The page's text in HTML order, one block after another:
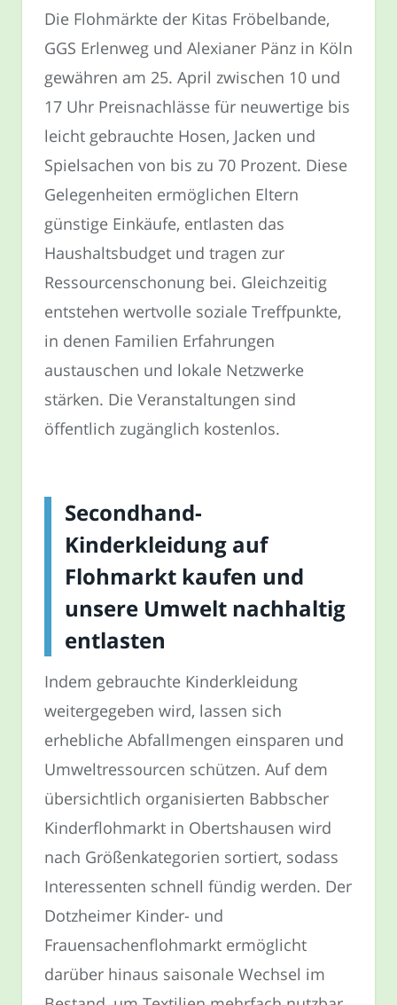
Die Flohmärkte der Kitas Fröbelbande,
GGS Erlenweg und Alexianer Pänz in Köln
gewähren am 25. April zwischen 10 und
17 Uhr Preisnachlässe für neuwertige bis
leicht gebrauchte Hosen, Jacken und
Spielsachen von bis zu 70 Prozent. Diese
Gelegenheiten ermöglichen Eltern
günstige Einkäufe, entlasten das
Haushaltsbudget und tragen zur
Ressourcenschonung bei. Gleichzeitig
entstehen wertvolle soziale Treffpunkte,
in denen Familien Erfahrungen
austauschen und lokale Netzwerke
stärken. Die Veranstaltungen sind
öffentlich zugänglich kostenlos.
Secondhand-
Kinderkleidung auf
Flohmarkt kaufen und
unsere Umwelt nachhaltig
entlasten
Indem gebrauchte Kinderkleidung
weitergegeben wird, lassen sich
erhebliche Abfallmengen einsparen und
Umweltressourcen schützen. Auf dem
übersichtlich organisierten Babbscher
Kinderflohmarkt in Obertshausen wird
nach Größenkategorien sortiert, sodass
Interessenten schnell fündig werden. Der
Dotzheimer Kinder- und
Frauensachenflohmarkt ermöglicht
darüber hinaus saisonale Wechsel im